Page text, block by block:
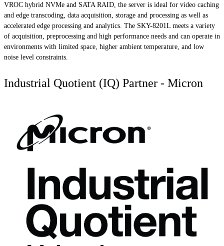
VROC hybrid NVMe and SATA RAID, the server is ideal for video caching
and edge transcoding, data acquisition, storage and processing as well as
accelerated edge processing and analytics. The SKY-8201L meets a variety
of acquisition, preprocessing and high performance needs and can operate in
environments with limited space, higher ambient temperature, and low
noise level constraints.
Industrial Quotient (IQ) Partner - Micron